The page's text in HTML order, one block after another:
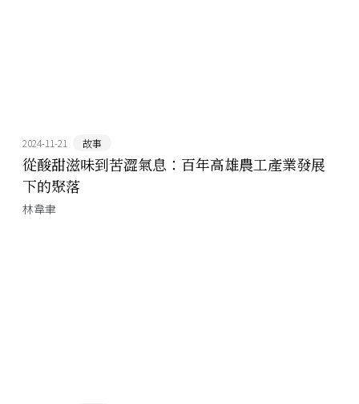
2024-11-21 故事
從酸甜滋味到苦澀氣息：百年高雄農工產業發展
下的聚落
林韋聿